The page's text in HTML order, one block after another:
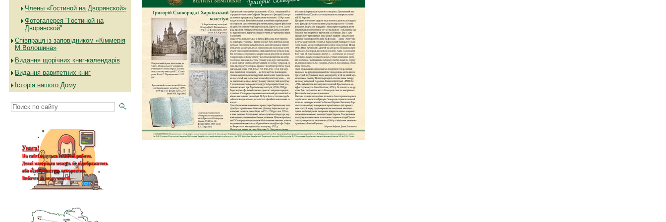
Члены «Гостиной на Дворянской»
Фотогалерея "Гостиной на
Дворянской"
Співпраця із заповідником «Кіммерія
М.Волошина»
Видання щорічних книг-календарів
Видання раритетних книг
Історія нашого Дому